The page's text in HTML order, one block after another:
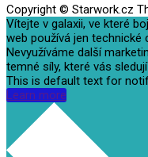
Copyright © Starwork.cz
Vítejte v galaxii, ve které
web používá jen
Nevyužíváme další
temné síly, které vás
This is default text for
Learn more